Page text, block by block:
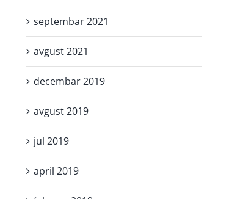
septembar 2021
avgust 2021
decembar 2019
avgust 2019
jul 2019
april 2019